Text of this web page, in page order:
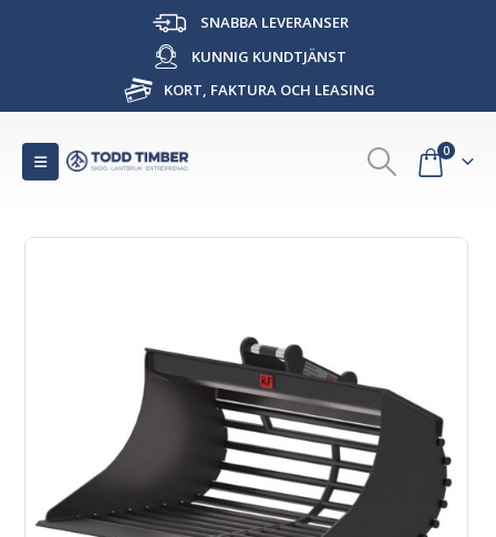
SNABBA LEVERANSER
KUNNIG KUNDTJÄNST
KORT, FAKTURA OCH LEASING
0